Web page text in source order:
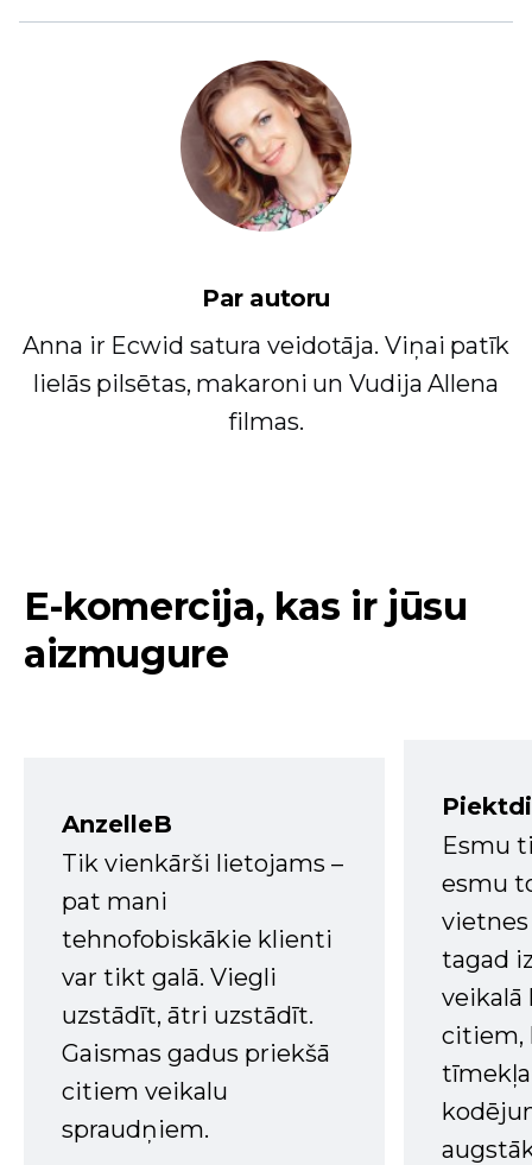
Par autoru
Anna ir Ecwid satura veidotāja. Viņai patīk
lielās pilsētas, makaroni un Vudija Allena
filmas.
E-komercija, kas ir jūsu
aizmugure
AnzelleB
Tik vienkārši lietojams –
pat mani
tehnofobiskākie klienti
var tikt galā. Viegli
uzstādīt, ātri uzstādīt.
Gaismas gadus priekšā
citiem veikalu
spraudņiem.
Esmu
esmu
tagad
veikalā
citiem,
tīmekļa